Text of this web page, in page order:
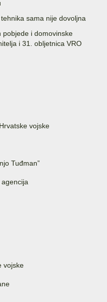
sama nije dovoljna
pobjede i domovinske
i 31. obljetnica VRO
vojske
Tuđman”
vojske